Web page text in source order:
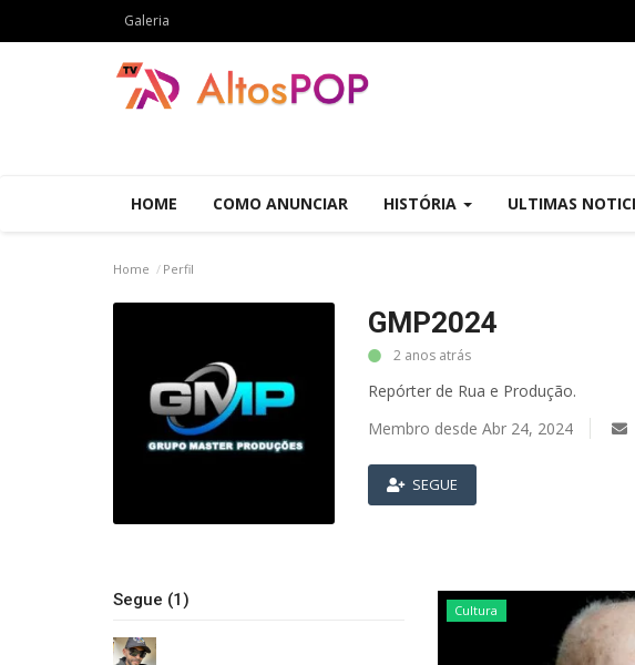
Galeria
HOME COMO ANUNCIAR HISTÓRIA ULTIMAS
Home Perfil
GMP2024
2 anos atrás
Repórter de Rua e Produção.
Membro desde Abr 24, 2024
SEGUE
Segue (1)
Cultura